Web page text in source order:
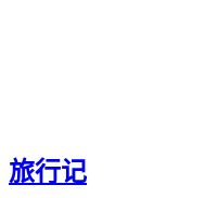
旅行记